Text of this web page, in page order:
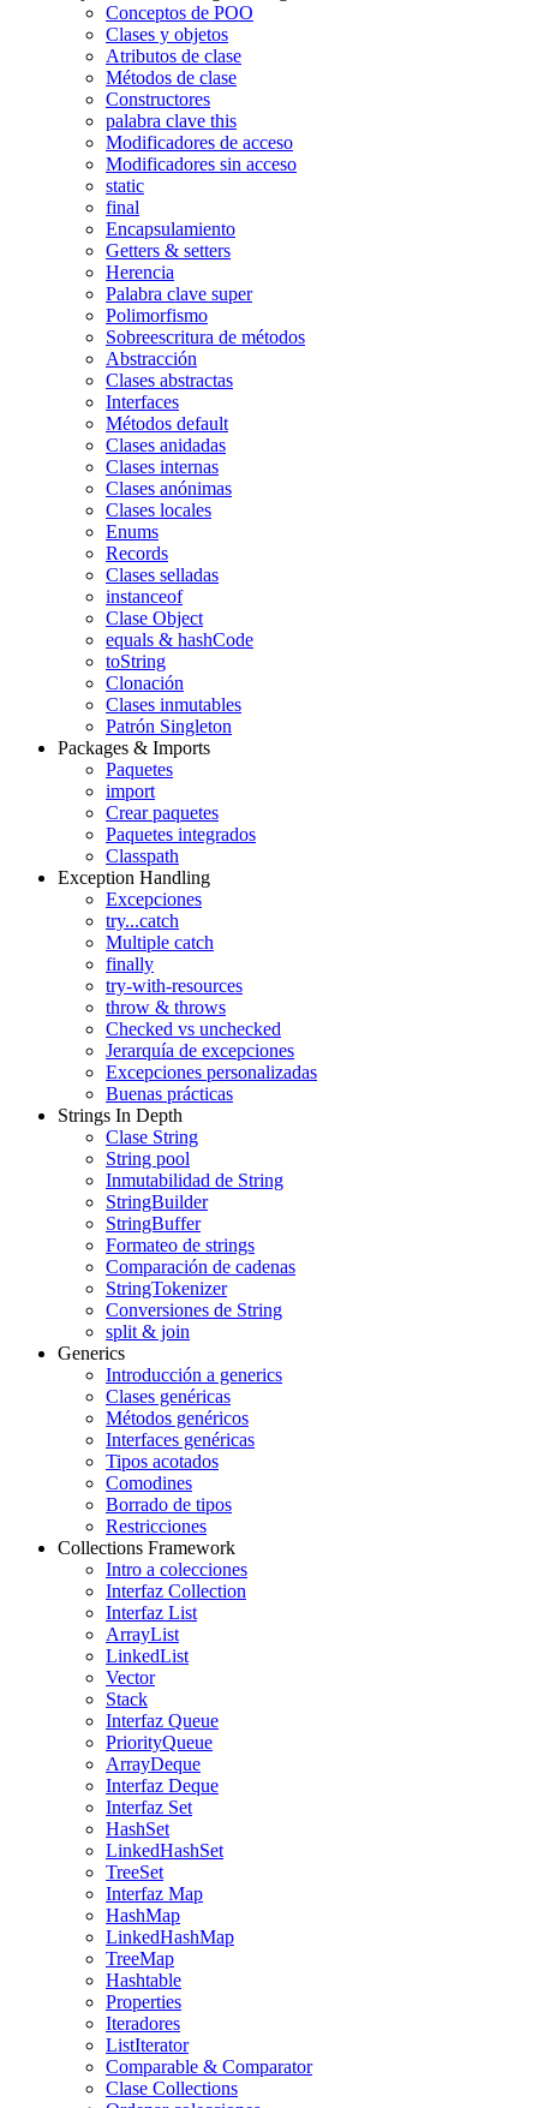
Conceptos de POO
Clases y objetos
Atributos de clase
Métodos de clase
Constructores
palabra clave this
Modificadores de acceso
Modificadores sin acceso
static
final
Encapsulamiento
Getters & setters
Herencia
Palabra clave super
Polimorfismo
Sobreescritura de métodos
Abstracción
Clases abstractas
Interfaces
Métodos default
Clases anidadas
Clases internas
Clases anónimas
Clases locales
Enums
Records
Clases selladas
instanceof
Clase Object
equals & hashCode
toString
Clonación
Clases inmutables
Patrón Singleton
Packages & Imports
Paquetes
import
Crear paquetes
Paquetes integrados
Classpath
Exception Handling
Excepciones
try...catch
Multiple catch
finally
try-with-resources
throw & throws
Checked vs unchecked
Jerarquía de excepciones
Excepciones personalizadas
Buenas prácticas
Strings In Depth
Clase String
String pool
Inmutabilidad de String
StringBuilder
StringBuffer
Formateo de strings
Comparación de cadenas
StringTokenizer
Conversiones de String
split & join
Generics
Introducción a generics
Clases genéricas
Métodos genéricos
Interfaces genéricas
Tipos acotados
Comodines
Borrado de tipos
Restricciones
Collections Framework
Intro a colecciones
Interfaz Collection
Interfaz List
ArrayList
LinkedList
Vector
Stack
Interfaz Queue
PriorityQueue
ArrayDeque
Interfaz Deque
Interfaz Set
HashSet
LinkedHashSet
TreeSet
Interfaz Map
HashMap
LinkedHashMap
TreeMap
Hashtable
Properties
Iteradores
ListIterator
Comparable & Comparator
Clase Collections